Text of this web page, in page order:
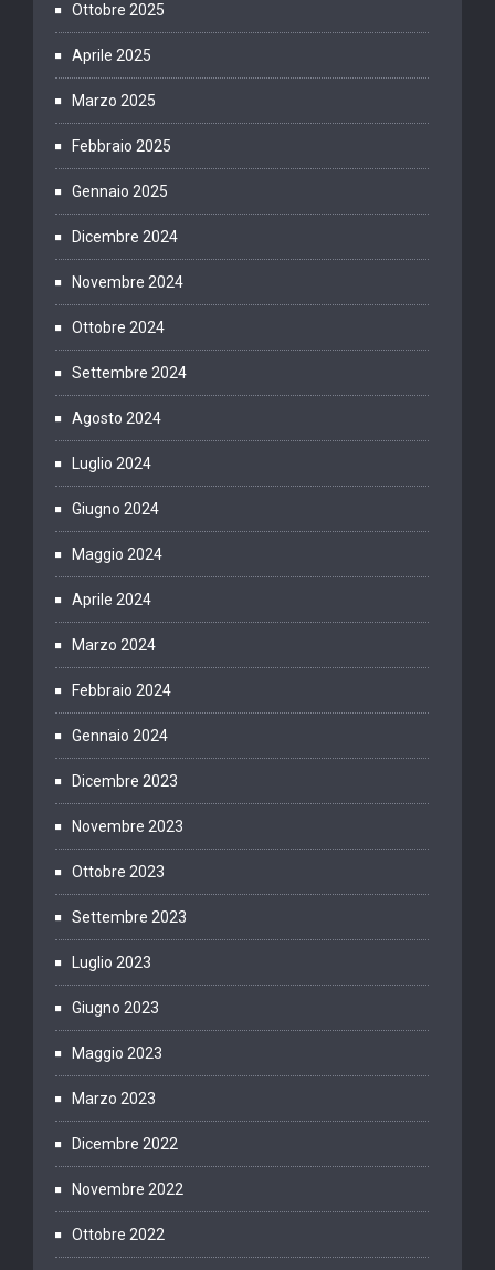
Ottobre 2025
Aprile 2025
Marzo 2025
Febbraio 2025
Gennaio 2025
Dicembre 2024
Novembre 2024
Ottobre 2024
Settembre 2024
Agosto 2024
Luglio 2024
Giugno 2024
Maggio 2024
Aprile 2024
Marzo 2024
Febbraio 2024
Gennaio 2024
Dicembre 2023
Novembre 2023
Ottobre 2023
Settembre 2023
Luglio 2023
Giugno 2023
Maggio 2023
Marzo 2023
Dicembre 2022
Novembre 2022
Ottobre 2022